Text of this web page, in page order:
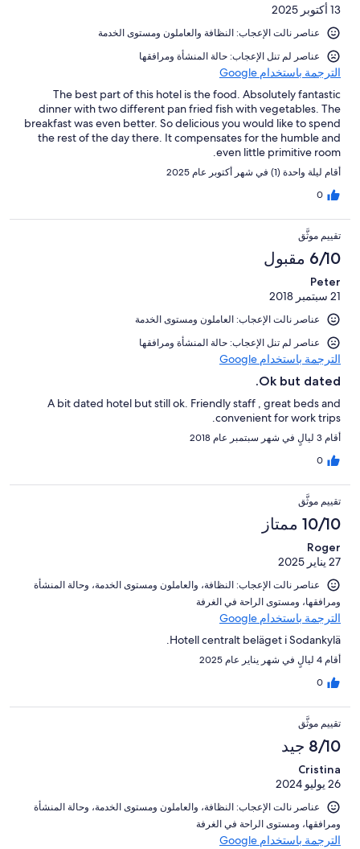
13 أكتوبر 2025
عناصر نالت الإعجاب: ⁦النظافة⁩ و⁦العاملون ومستوى الخدمة⁩
عناصر لم تنل الإعجاب: حالة المنشأة ومرافقها
الترجمة باستخدام Google
The best part of this hotel is the food. Absolutely fantastic
dinner with two different pan fried fish with vegetables. The
breakfast was even better. So delicious you would like to spend
the rest of the day there. It compensates for the humble and
even little primitive room.
أقام ليلة واحدة (1) في شهر أكتوبر عام 2025
0
تقييم موثَّق
6/10 مقبول
Peter
21 سبتمبر 2018
عناصر نالت الإعجاب: العاملون ومستوى الخدمة
عناصر لم تنل الإعجاب: حالة المنشأة ومرافقها
الترجمة باستخدام Google
Ok but dated.
A bit dated hotel but still ok. Friendly staff , great beds and
convenient for work trips.
أقام 3 ليالٍ في شهر سبتمبر عام 2018
0
تقييم موثَّق
10/10 ممتاز
Roger
27 يناير 2025
عناصر نالت الإعجاب: ⁦النظافة⁩، و⁦العاملون ومستوى الخدمة⁩، و⁦حالة المنشأة
ومرافقها⁩، و⁦مستوى الراحة في الغرفة⁩
الترجمة باستخدام Google
Hotell centralt beläget i Sodankylä.
أقام 4 ليالٍ في شهر يناير عام 2025
0
تقييم موثَّق
8/10 جيد
Cristina
26 يوليو 2024
عناصر نالت الإعجاب: ⁦النظافة⁩، و⁦العاملون ومستوى الخدمة⁩، و⁦حالة المنشأة
ومرافقها⁩، و⁦مستوى الراحة في الغرفة⁩
الترجمة باستخدام Google